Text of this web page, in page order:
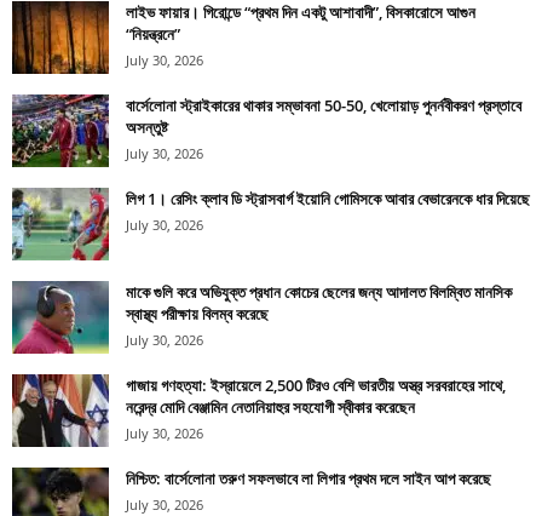
লাইভ ফায়ার। গিরোন্ডে “প্রথম দিন একটু আশাবাদী”, বিসকারোসে আগুন
“নিয়ন্ত্রনে”
July 30, 2026
বার্সেলোনা স্ট্রাইকারের থাকার সম্ভাবনা 50-50, খেলোয়াড় পুনর্নবীকরণ প্রস্তাবে
অসন্তুষ্ট
July 30, 2026
লিগ 1। রেসিং ক্লাব ডি স্ট্রাসবার্গ ইয়োনি গোমিসকে আবার বেভারেনকে ধার দিয়েছে
July 30, 2026
মাকে গুলি করে অভিযুক্ত প্রধান কোচের ছেলের জন্য আদালত বিলম্বিত মানসিক
স্বাস্থ্য পরীক্ষায় বিলম্ব করেছে
July 30, 2026
গাজায় গণহত্যা: ইস্রায়েলে 2,500 টিরও বেশি ভারতীয় অস্ত্র সরবরাহের সাথে,
নরেন্দ্র মোদি বেঞ্জামিন নেতানিয়াহুর সহযোগী স্বীকার করেছেন
July 30, 2026
নিশ্চিত: বার্সেলোনা তরুণ সফলভাবে লা লিগার প্রথম দলে সাইন আপ করেছে
July 30, 2026